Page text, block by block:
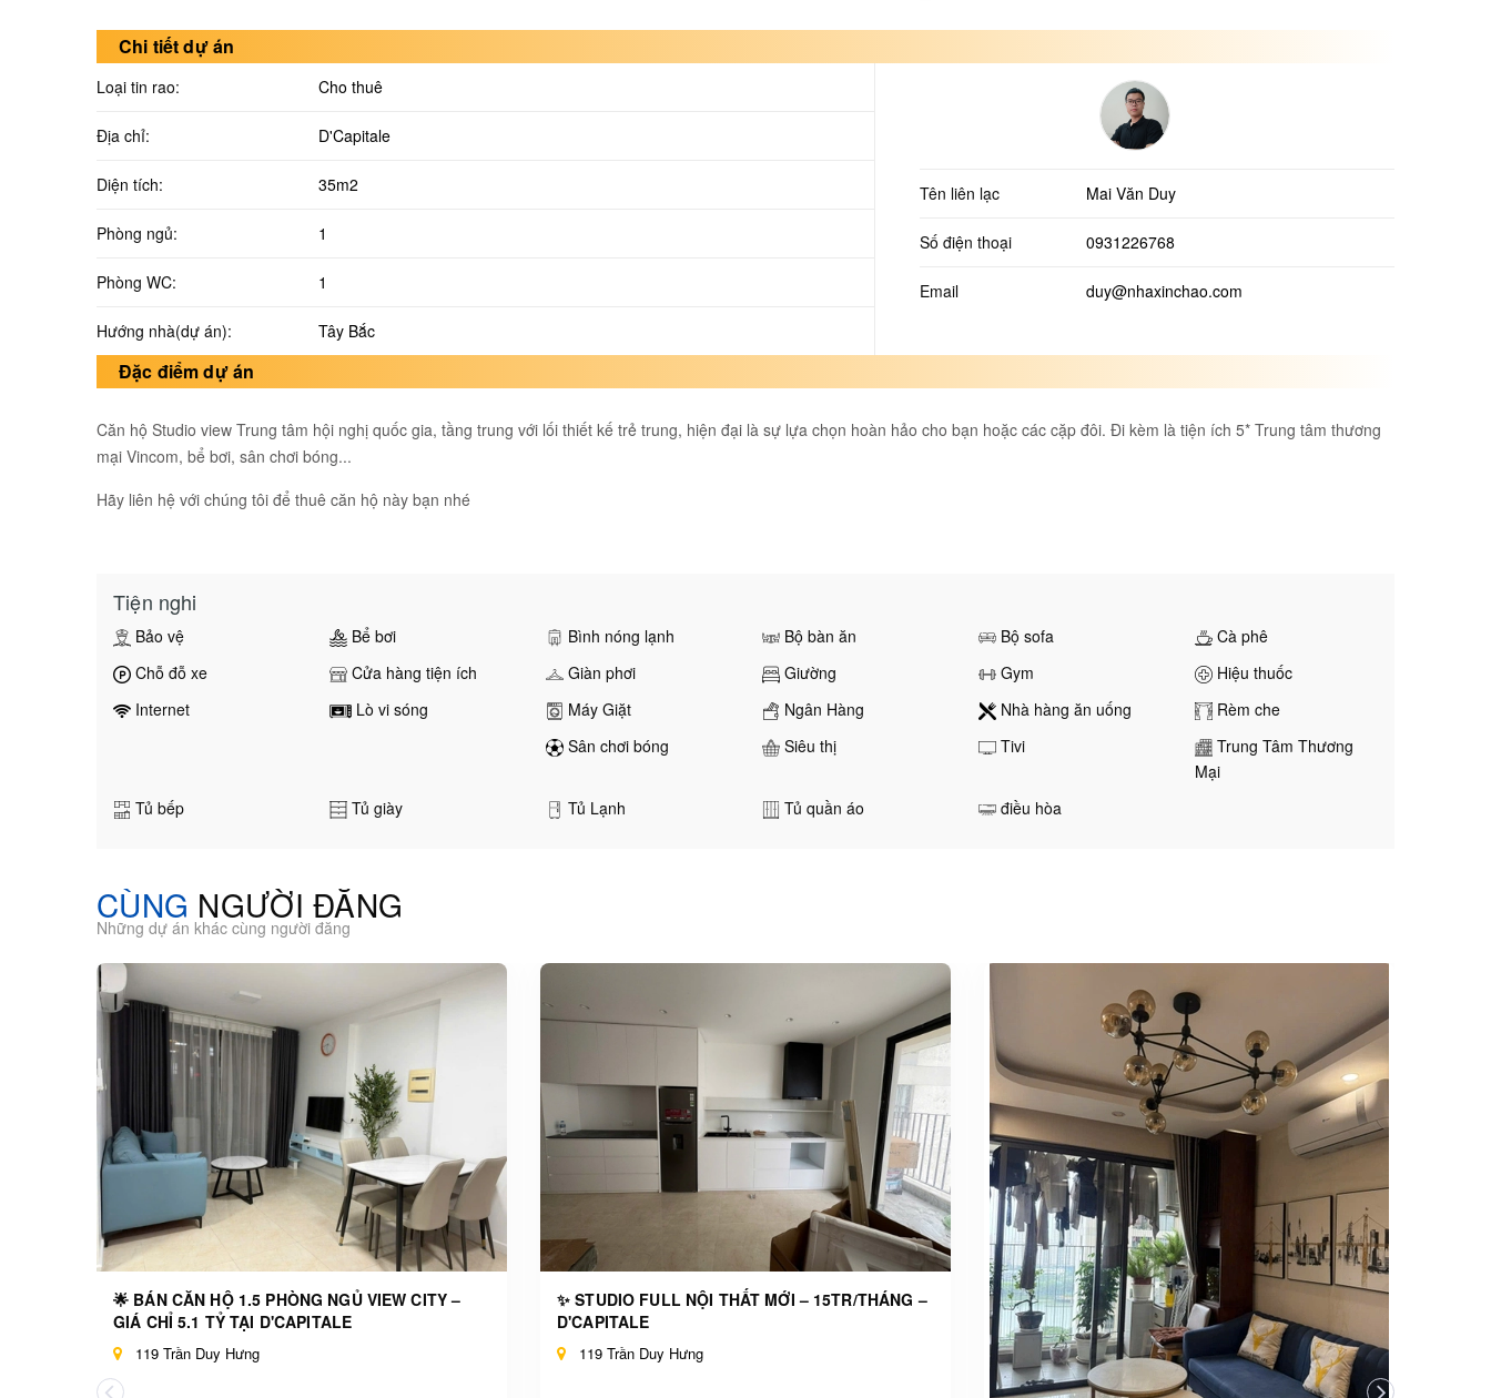
Chi tiết dự án
Loại tin rao: Cho thuê
Địa chỉ: D'Capitale
Diện tích: 35m2
Phòng ngủ: 1
Phòng WC: 1
Hướng nhà(dự án): Tây Bắc
Tên liên lạc Mai Văn Duy
Số điện thoại 0931226768
Email duy@nhaxinchao.com
Đặc điểm dự án
Căn hộ Studio view Trung tâm hội nghị quốc gia, tầng trung với lối thiết kế trẻ trung, hiện đại là sự lựa chọn hoàn hảo cho bạn hoặc các cặp đôi. Đi kèm là tiện ích 5* Trung tâm thương
mại Vincom, bể bơi, sân chơi bóng...
Hãy liên hệ với chúng tôi để thuê căn hộ này bạn nhé
Tiện nghi
Bảo vệ Bể bơi Bình nóng lạnh Bộ bàn ăn Bộ sofa
Cà phê
Chỗ đỗ xe
Cửa hàng tiện ích Giàn phơi Giường Gym
Hiệu thuốc
Internet
Lò vi sóng Máy Giặt Ngân Hàng Nhà hàng ăn uống
Rèm che
Sân chơi bóng
Siêu thị Tivi
Trung Tâm Thương
Mại
Tủ bếp
Tủ giày Tủ Lạnh Tủ quần áo điều hòa
CÙNG NGƯỜI ĐĂNG
Những dự án khác cùng người đăng
🌟 BÁN CĂN HỘ 1.5 PHÒNG NGỦ VIEW CITY –
GIÁ CHỈ 5.1 TỶ TẠI D'CAPITALE
119 Trần Duy Hưng
✨ STUDIO FULL NỘI THẤT MỚI – 15TR/THÁNG –
D'CAPITALE
119 Trần Duy Hưng